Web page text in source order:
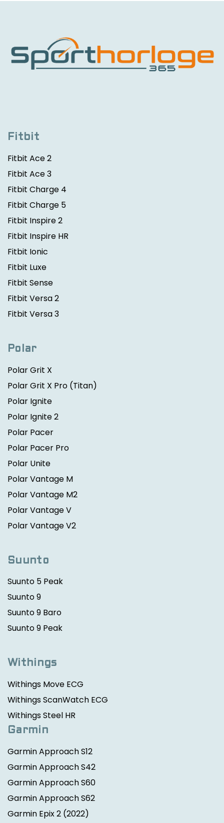
Fitbit
Fitbit Ace 2
Fitbit Ace 3
Fitbit Charge 4
Fitbit Charge 5
Fitbit Inspire 2
Fitbit Inspire HR
Fitbit Ionic
Fitbit Luxe
Fitbit Sense
Fitbit Versa 2
Fitbit Versa 3
Polar
Polar Grit X
Polar Grit X Pro (Titan)
Polar Ignite
Polar Ignite 2
Polar Pacer
Polar Pacer Pro
Polar Unite
Polar Vantage M
Polar Vantage M2
Polar Vantage V
Polar Vantage V2
Suunto
Suunto 5 Peak
Suunto 9
Suunto 9 Baro
Suunto 9 Peak
Withings
Withings Move ECG
Withings ScanWatch ECG
Withings Steel HR
Garmin
Garmin Approach S12
Garmin Approach S42
Garmin Approach S60
Garmin Approach S62
Garmin Epix 2 (2022)